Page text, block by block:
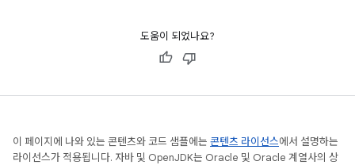
도움이 되었나요?
이 페이지에 나와 있는 콘텐츠와 코드 샘플에는 콘텐츠 라이선스에서 설명하는
라이선스가 적용됩니다. 자바 및 OpenJDK는 Oracle 및 Oracle 계열사의 상